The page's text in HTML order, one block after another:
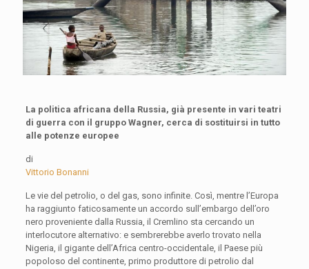
La politica africana della Russia, già presente in vari teatri
di guerra con il gruppo Wagner, cerca di sostituirsi in tutto
alle potenze europee
di
Vittorio Bonanni
Le vie del petrolio, o del gas, sono infinite. Così, mentre l’Europa
ha raggiunto faticosamente un accordo sull’embargo dell’oro
nero proveniente dalla Russia, il Cremlino sta cercando un
interlocutore alternativo: e sembrerebbe averlo trovato nella
Nigeria, il gigante dell’Africa centro-occidentale, il Paese più
popoloso del continente, primo produttore di petrolio dal